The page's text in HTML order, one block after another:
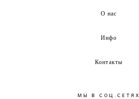
О нас
Инфо
Контакты
МЫ В СОЦ.СЕТЯХ